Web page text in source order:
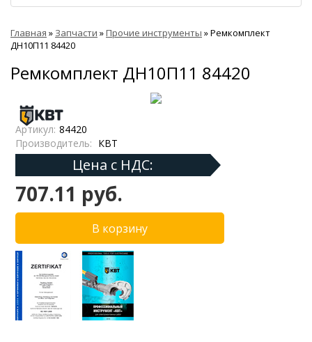
Главная » Запчасти »Прочие инструменты »Ремкомплект
ДН10П11 84420
Ремкомплект ДН10П11 84420
Артикул: 84420
Производитель: КВТ
Цена с НДС:
707.11 руб.